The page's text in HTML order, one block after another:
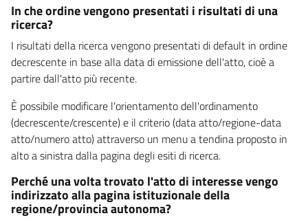
In che ordine vengono presentati i risultati di una
ricerca?
I risultati della ricerca vengono presentati di default in ordine
decrescente in base alla data di emissione dell'atto, cioè a
partire dall'atto più recente.
È possibile modificare l'orientamento dell'ordinamento
(decrescente/crescente) e il criterio (data atto/regione-data
atto/numero atto) attraverso un menu a tendina proposto in
alto a sinistra dalla pagina degli esiti di ricerca.
Perché una volta trovato l'atto di interesse vengo
indirizzato alla pagina istituzionale della
regione/provincia autonoma?